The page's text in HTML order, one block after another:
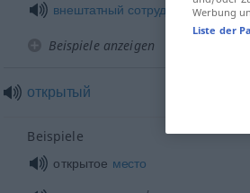
внештатный сотрудник
Beispiele anzeigen
открытый
Beispiele
открытое место
Werbung
Liste der